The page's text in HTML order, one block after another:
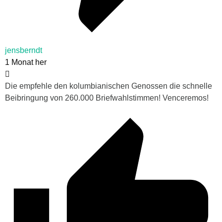
jensberndt
1 Monat her
Die empfehle den kolumbianischen Genossen die schnelle
Beibringung von 260.000 Briefwahlstimmen! Venceremos!